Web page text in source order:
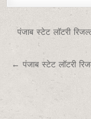
Post
पंजाब स्टेट लॉटरी
← पंजाब स्टेट लॉटरी